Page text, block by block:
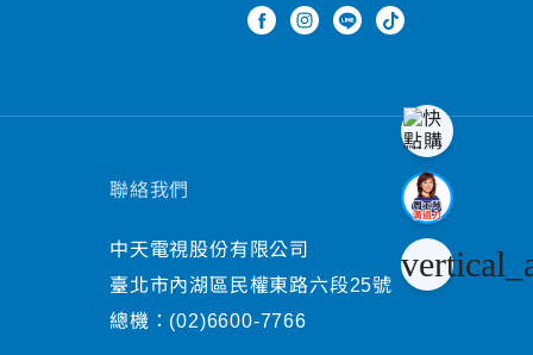
聯絡我們
中天電視股份有限公司
臺北市內湖區民權東路六段25號
總機： (02)6600-7766